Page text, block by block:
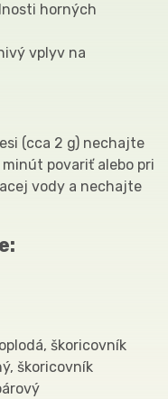
horných
vplyv na
(cca 2 g) nechajte
povariť alebo pri
vody a nechajte
škoricovník
škoricovník